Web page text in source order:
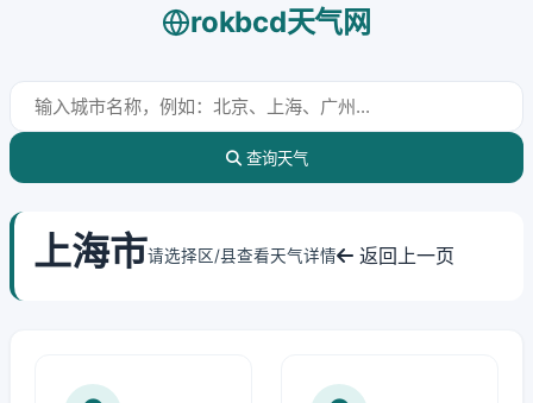
rokbcd天气网
查询天气
上海市请选择区/县查看天气详情 返回上一页